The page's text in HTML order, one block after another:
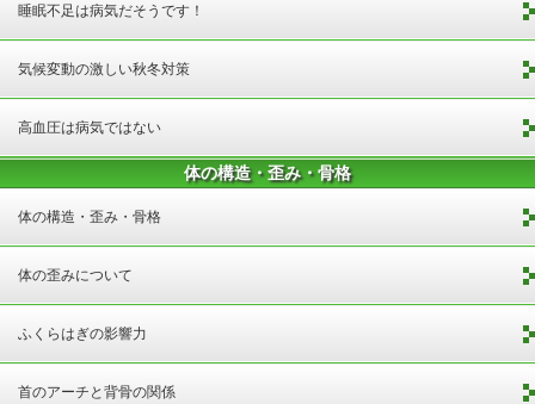
睡眠不足は病気だそうです！
気候変動の激しい秋冬対策
高血圧は病気ではない
体の構造・歪み・骨格
体の構造・歪み・骨格
体の歪みについて
ふくらはぎの影響力
首のアーチと背骨の関係